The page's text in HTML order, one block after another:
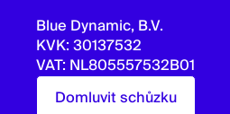
Blue Dynamic, B.V.
KVK: 30137532
VAT: NL805557532B01
Domluvit schůzku